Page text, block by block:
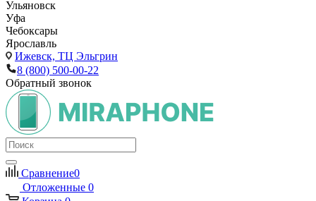
Ульяновск
Уфа
Чебоксары
Ярославль
Ижевск, ТЦ Эльгрин
8 (800) 500-00-22
Обратный звонок
Сравнение0
Отложенные 0